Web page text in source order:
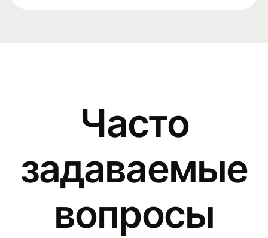
Часто
задаваемые
вопросы